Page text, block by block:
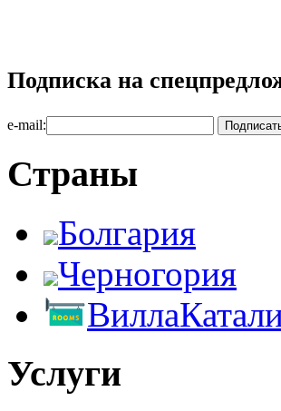
Подписка на
e-mail:
Страны
Болгария
Черногория
Услуги